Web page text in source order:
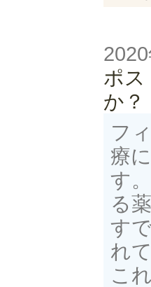
ポス
か？
フ
療
す
る
す
れ
こ